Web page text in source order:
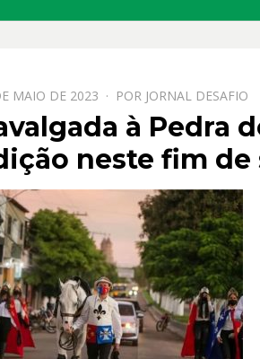
MAIO DE 2023 POR JORNAL DESAFIO
à Pedra
neste fim de